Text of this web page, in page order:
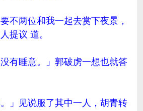
不两位和我一起去赏下夜景，
提议 道。
没有睡意。」郭破虏一想也就答
。」见说服了其中一人，胡青转